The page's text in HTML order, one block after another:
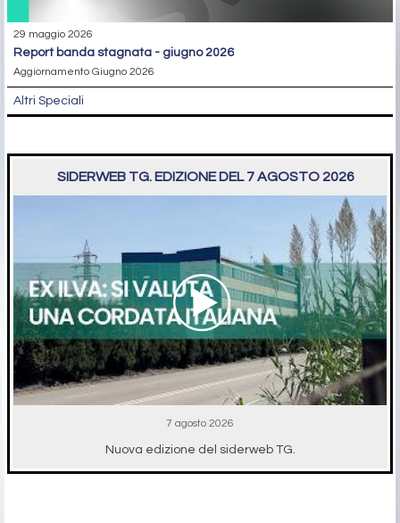
29 maggio 2026
report banda stagnata - giugno 2026
Aggiornamento Giugno 2026
Altri Speciali
SIDERWEB TG. EDIZIONE DEL 7 AGOSTO 2026
7 agosto 2026
Nuova edizione del siderweb TG.